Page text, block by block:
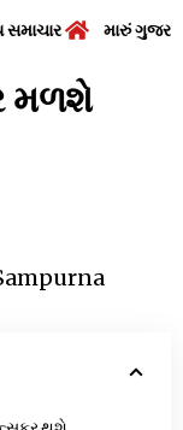
મારું
મળશે